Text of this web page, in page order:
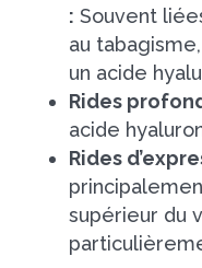
: Souvent
au
un acide
Rides
acide
Rides
supérieur du